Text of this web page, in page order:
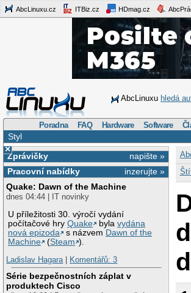
AbcLinuxu.cz ITBiz.cz HDmag.cz
AbcLinuxu hledá
Poradna FAQ Hardware Software
Styl
×
napište »
Zprávičky
inzerujte »
Pracovní nabídky
Quake: Dawn of the Machine
dnes 04:44 | IT novinky
U příležitosti 30. výročí vydání
počítačové hryQuake bylavydána
nová epizoda
s názvem Dawn of the
Machine
(Steam ).
Ladislav Hagara| Komentářů: 3
Série bezpečnostních záplat v
produktech Cisco